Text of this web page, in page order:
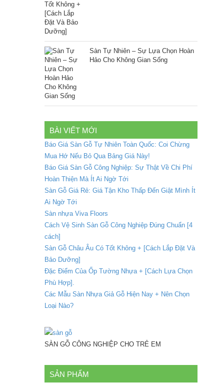
Sàn Tự Nhiên – Sự Lựa Chọn Hoàn
Hảo Cho Không Gian Sống
BÀI VIẾT MỚI
Báo Giá Sàn Gỗ Tự Nhiên Toàn Quốc: Coi Chừng
Mua Hớ Nếu Bỏ Qua Bảng Giá Này!
Báo Giá Sàn Gỗ Công Nghiệp: Sự Thật Về Chi Phí
Hoàn Thiện Mà Ít Ai Ngờ Tới
Sàn Gỗ Giá Rẻ: Giá Tận Kho Thấp Đến Giật Mình Ít
Ai Ngờ Tới
Sàn nhựa Viva Floors
Cách Vệ Sinh Sàn Gỗ Công Nghiệp Đúng Chuẩn [4
cách]
Sàn Gỗ Châu Âu Có Tốt Không + [Cách Lắp Đặt Và
Bảo Dưỡng]
Đặc Điểm Của Ốp Tường Nhựa + [Cách Lựa Chọn
Phù Hợp].
Các Mẫu Sàn Nhựa Giả Gỗ Hiện Nay + Nên Chọn
Loại Nào?
SÀN GỖ CÔNG NGHIỆP CHO TRẺ EM
SẢN PHẨM